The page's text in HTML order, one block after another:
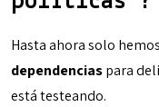
Hasta ahora solo
dependenciaspara
está testeando.